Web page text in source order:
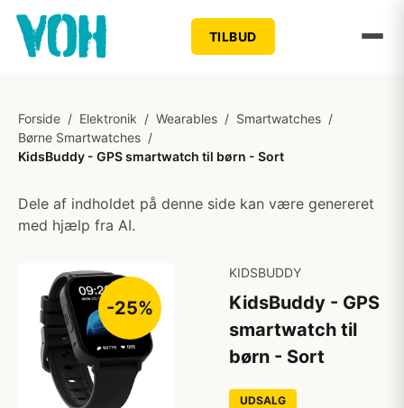
TILBUD
Forside / Elektronik / Wearables / Smartwatches /
Børne Smartwatches /
KidsBuddy - GPS smartwatch til børn - Sort
Dele af indholdet på denne side kan være genereret
med hjælp fra AI.
-25%
KIDSBUDDY
KidsBuddy - GPS
smartwatch til
børn - Sort
UDSALG